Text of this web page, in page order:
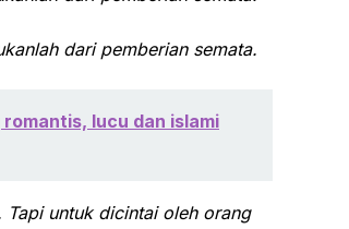
dari pemberian semata.
lucu dan islami
Tapi untuk dicintai oleh orang